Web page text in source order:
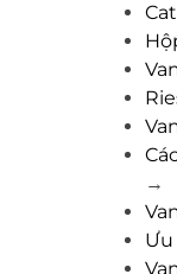
→
Ưu